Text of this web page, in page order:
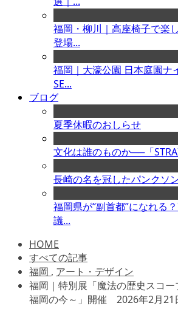
福岡・柳川｜高座椅子で楽
登場...
福岡｜大濠公園 日本庭園ナ
SE...
ブログ
夏季休暇のおしらせ
文化は誰のものか──「
長崎の名を冠したパンクソ
福岡県が“副首都”になれる
議...
HOME
すべての記事
福岡 , アート・デザイン
福岡｜特別展「魔法の歴史スコー
福岡の今～」開催 2026年2月21